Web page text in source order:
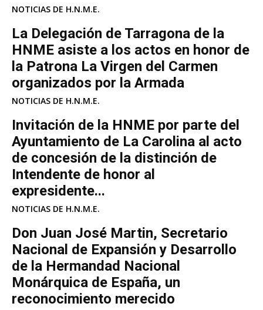
NOTICIAS DE H.N.M.E.
La Delegación de Tarragona de la
HNME asiste a los actos en honor de
la Patrona La Virgen del Carmen
organizados por la Armada
NOTICIAS DE H.N.M.E.
Invitación de la HNME por parte del
Ayuntamiento de La Carolina al acto
de concesión de la distinción de
Intendente de honor al
expresidente...
NOTICIAS DE H.N.M.E.
Don Juan José Martin, Secretario
Nacional de Expansión y Desarrollo
de la Hermandad Nacional
Monárquica de España, un
reconocimiento merecido